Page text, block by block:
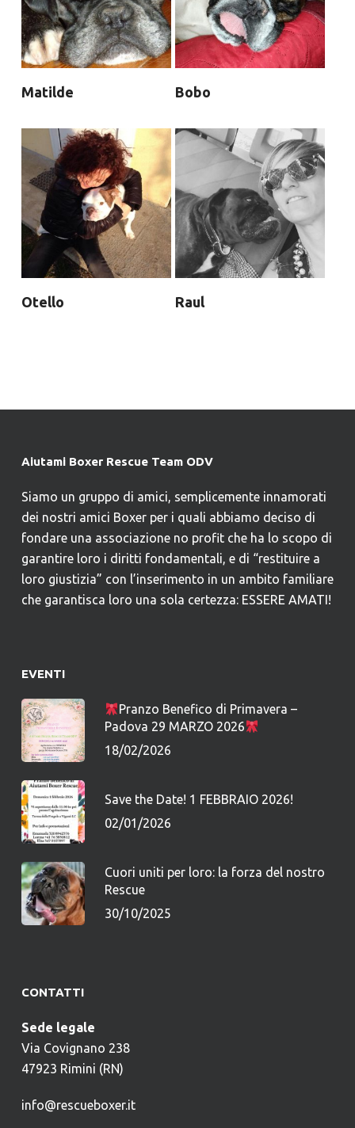
Matilde Bobo
Otello Raul
Aiutami Boxer Rescue Team ODV
Siamo un gruppo di amici, semplicemente innamorati
dei nostri amici Boxer per i quali abbiamo deciso di
fondare una associazione no profit che ha lo scopo di
garantire loro i diritti fondamentali, e di “restituire a
loro giustizia” con l’inserimento in un ambito familiare
che garantisca loro una sola certezza: ESSERE AMATI!
EVENTI
Pranzo Benefico di Primavera –
Padova 29 MARZO 2026
18/02/2026
Save the Date! 1 FEBBRAIO 2026!
02/01/2026
Cuori uniti per loro: la forza del nostro
Rescue
30/10/2025
CONTATTI
Sede legale
Via Covignano 238
47923 Rimini (RN)
info@rescueboxer.it